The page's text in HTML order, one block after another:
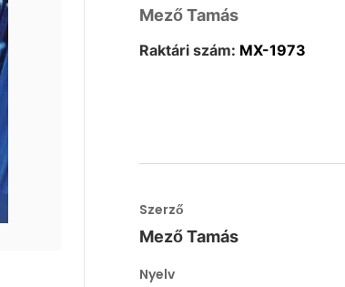
Mező Tamás
Raktári szám: MX-1973
Szerző
Mező Tamás
Nyelv